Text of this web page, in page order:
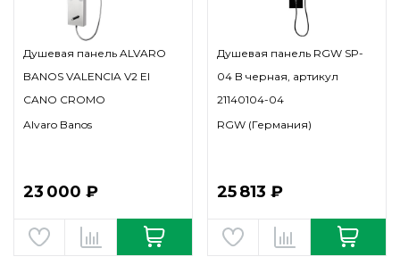
Душевая панель ALVARO
BANOS VALENCIA V2 EI
CANO CROMO
Alvaro Banos
23 000 ₽
Душевая панель RGW SP-
04 B черная, артикул
21140104-04
RGW (Германия)
25 813 ₽